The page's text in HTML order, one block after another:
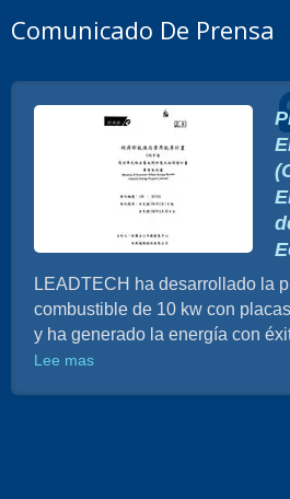
Comunicado De Prensa
LEADTECH ha desarrollado la
combustible de 10 kw con
y ha generado la energía con
Lee mas